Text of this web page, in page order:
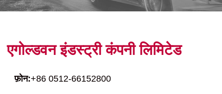
एगोल्डवन इंडस्ट्री कंपनी लिमिटेड
फ़ोन:+86 0512-66152800